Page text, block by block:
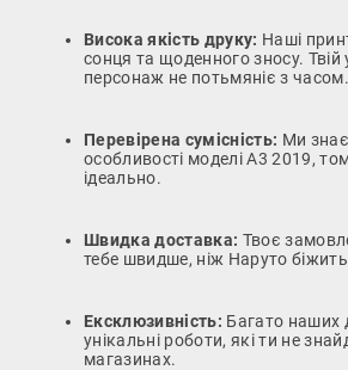
Висока якість друку: Наші
сонця та щоденного зносу.
персонаж не потьмяніє з часом.
Перевірена сумісність: Ми
особливості моделі A3 2019,
ідеально.
Швидка доставка: Твоє
тебе швидше, ніж Наруто біжить
Ексклюзивність: Багато наших
унікальні роботи, які ти не
магазинах.